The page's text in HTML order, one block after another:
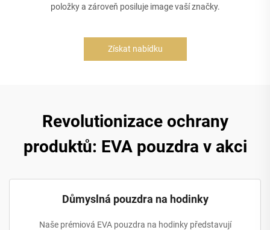
položky a zároveň posiluje image vaší značky.
Získat nabídku
Revolutionizace ochrany
produktů: EVA pouzdra v akci
Důmyslná pouzdra na hodinky
Naše prémiová EVA pouzdra na hodinky představují